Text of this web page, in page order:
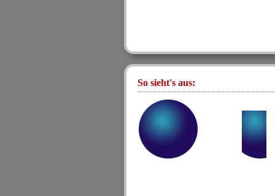
So sieht's aus: